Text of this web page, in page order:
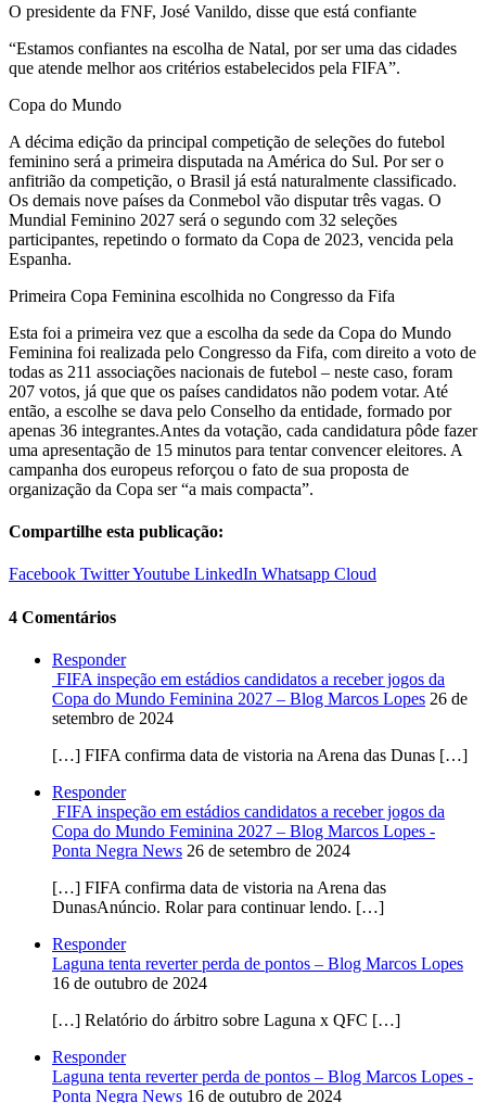
O presidente da FNF, José Vanildo, disse que está confiante
“Estamos confiantes na escolha de Natal, por ser uma das cidades
que atende melhor aos critérios estabelecidos pela FIFA”.
Copa do Mundo
A décima edição da principal competição de seleções do futebol
feminino será a primeira disputada na América do Sul. Por ser o
anfitrião da competição, o Brasil já está naturalmente classificado.
Os demais nove países da Conmebol vão disputar três vagas. O
Mundial Feminino 2027 será o segundo com 32 seleções
participantes, repetindo o formato da Copa de 2023, vencida pela
Espanha.
Primeira Copa Feminina escolhida no Congresso da Fifa
Esta foi a primeira vez que a escolha da sede da Copa do Mundo
Feminina foi realizada pelo Congresso da Fifa, com direito a voto de
todas as 211 associações nacionais de futebol – neste caso, foram
207 votos, já que que os países candidatos não podem votar. Até
então, a escolhe se dava pelo Conselho da entidade, formado por
apenas 36 integrantes.Antes da votação, cada candidatura pôde fazer
uma apresentação de 15 minutos para tentar convencer eleitores. A
campanha dos europeus reforçou o fato de sua proposta de
organização da Copa ser “a mais compacta”.
Compartilhe esta publicação:
Facebook TwitterYoutube LinkedIn Whatsapp Cloud
4 Comentários
Responder
FIFA inspeção em estádios candidatos a receber jogos da
Copa do Mundo Feminina 2027 – Blog Marcos Lopes 26 de
setembro de 2024
[…] FIFA confirma data de vistoria na Arena das Dunas […]
Responder
FIFA inspeção em estádios candidatos a receber jogos da
Copa do Mundo Feminina 2027 – Blog Marcos Lopes -
Ponta Negra News 26 de setembro de 2024
[…] FIFA confirma data de vistoria na Arena das
DunasAnúncio. Rolar para continuar lendo. […]
Responder
Laguna tenta reverter perda de pontos – Blog Marcos Lopes
16 de outubro de 2024
[…] Relatório do árbitro sobre Laguna x QFC […]
Responder
Laguna tenta reverter perda de pontos – Blog Marcos Lopes -
Ponta Negra News 16 de outubro de 2024